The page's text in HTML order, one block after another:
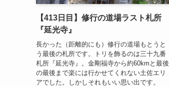
【413日目】修行の道場ラスト札所
『延光寺』
長かった（距離的にも）修行の道場もとうと
う最後の札所です。トリを飾るのは三十九番
札所『延光寺』。金剛福寺から約60kmと最後
の最後まで楽には行かせてくれない土佐エリ
アでした。しかしそれもいい思い出です。